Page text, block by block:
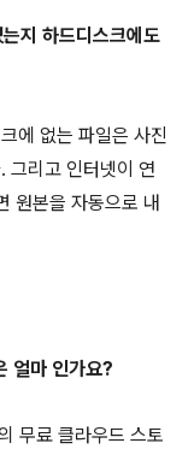
지 하드디스크에도
에 없는 파일은 사진
그리고 인터넷이 연
원본을 자동으로 내
얼마 인가요?
무료 클라우드 스토